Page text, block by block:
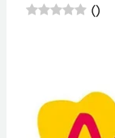
()